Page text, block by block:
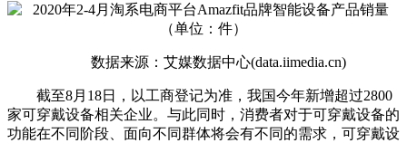
数据来源：艾媒数据中心(data.iimedia.cn)
截至8月18日，以工商登记为准，我国今年新增超过2800
家可穿戴设备相关企业。与此同时，消费者对于可穿戴设备的
功能在不同阶段、面向不同群体将会有不同的需求，可穿戴设